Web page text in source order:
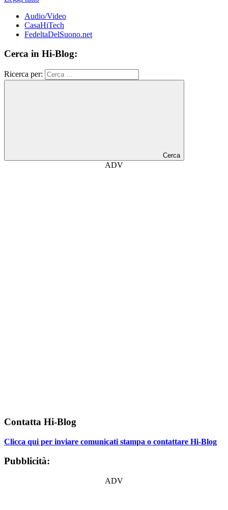
Audio/Video
CasaHiTech
FedeltaDelSuono.net
Cerca in Hi-Blog:
Ricerca per:
Cerca
ADV
Contatta Hi-Blog
Clicca qui per inviare comunicati stampa o contattare Hi-Blog
Pubblicità:
ADV